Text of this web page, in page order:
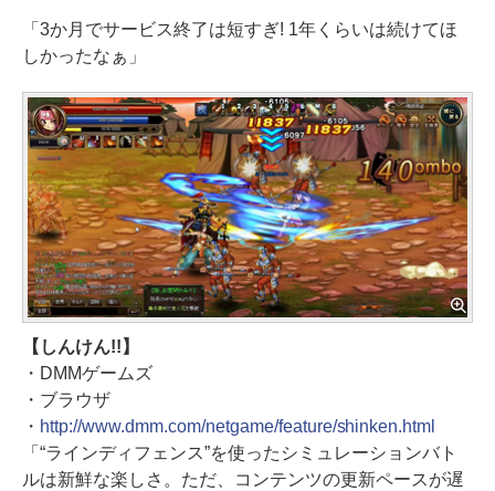
「3か月でサービス終了は短すぎ! 1年くらいは続けてほ
しかったなぁ」
【しんけん!!】
・DMMゲームズ
・ブラウザ
・ http://www.dmm.com/netgame/feature/shinken.html
「“ラインディフェンス”を使ったシミュレーションバト
ルは新鮮な楽しさ。ただ、コンテンツの更新ペースが遅